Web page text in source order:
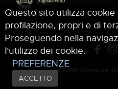
© 2021 Comune
Questo sito utilizza
profilazione, propri e di
Proseguendo nella
l'utilizzo dei cookie.
PREFERENZE
ACCETTO